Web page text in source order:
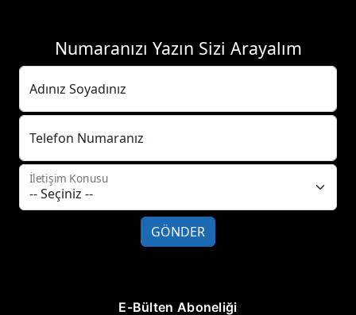
Numaranızı Yazın Sizi Arayalım
Adınız Soyadınız
Telefon Numaranız
İletişim Konusu
GÖNDER
E-Bülten Aboneliği